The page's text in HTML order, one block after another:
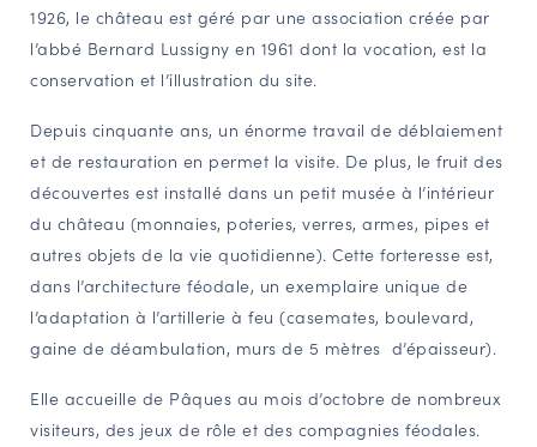
1926, le château est géré par une association créée par
l’abbé Bernard Lussigny en 1961 dont la vocation, est la
conservation et l’illustration du site.
Depuis cinquante ans, un énorme travail de déblaiement
et de restauration en permet la visite. De plus, le fruit des
découvertes est installé dans un petit musée à l’intérieur
du château (monnaies, poteries, verres, armes, pipes et
autres objets de la vie quotidienne). Cette forteresse est,
dans l’architecture féodale, un exemplaire unique de
l’adaptation à l’artillerie à feu (casemates, boulevard,
gaine de déambulation, murs de 5 mètres d’épaisseur).
Elle accueille de Pâques au mois d’octobre de nombreux
visiteurs, des jeux de rôle et des compagnies féodales.